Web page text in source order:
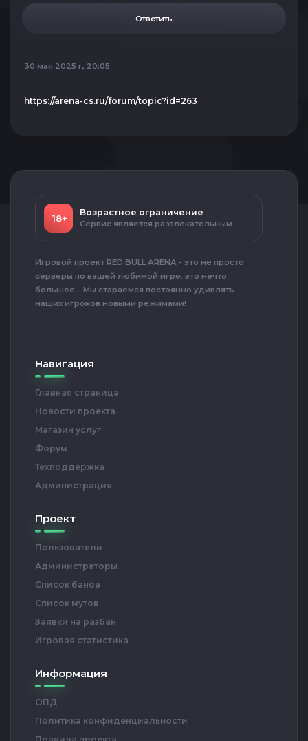
Ответить
30 мая 2025 г, 20:05
https://arena-cs.ru/forum/topic?id=263
18+
Возрастное ограничение
Сервис является развлекательным
Игровой проект RED BULL ARENA - это не просто
серверы по вашей любимой игре, это нечто
большее... Мы стараемся постоянно удивлять
наших игроков новыми режимами!
Навигация
Главная страница
Новости проекта
Магазин услуг
Форум
Техподдержка
Администрация
Проект
Пользователи
Администраторы
Список банов
Список мутов
Заявки на разбан
Игровая статистика
Информация
ОПД
Политика конфиденциальности